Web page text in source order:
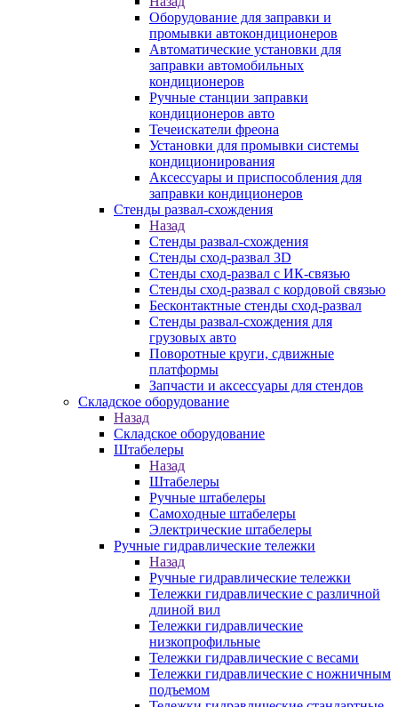
Оборудование для заправки и
промывки автокондиционеров
Автоматические установки для
заправки автомобильных
кондиционеров
Ручные станции заправки
кондиционеров авто
Течеискатели фреона
Установки для промывки системы
кондиционирования
Аксессуары и приспособления для
заправки кондиционеров
Стенды развал-схождения
Назад
Стенды развал-схождения
Стенды сход-развал 3D
Стенды сход-развал с ИК-связью
Стенды сход-развал с кордовой связью
Бесконтактные стенды сход-развал
Стенды развал-схождения для
грузовых авто
Поворотные круги, сдвижные
платформы
Запчасти и аксессуары для стендов
Складское оборудование
Назад
Складское оборудование
Штабелеры
Назад
Штабелеры
Ручные штабелеры
Самоходные штабелеры
Электрические штабелеры
Ручные гидравлические тележки
Назад
Ручные гидравлические тележки
Тележки гидравлические с различной
длиной вил
Тележки гидравлические
низкопрофильные
Тележки гидравлические с весами
Тележки гидравлические с ножничным
подъемом